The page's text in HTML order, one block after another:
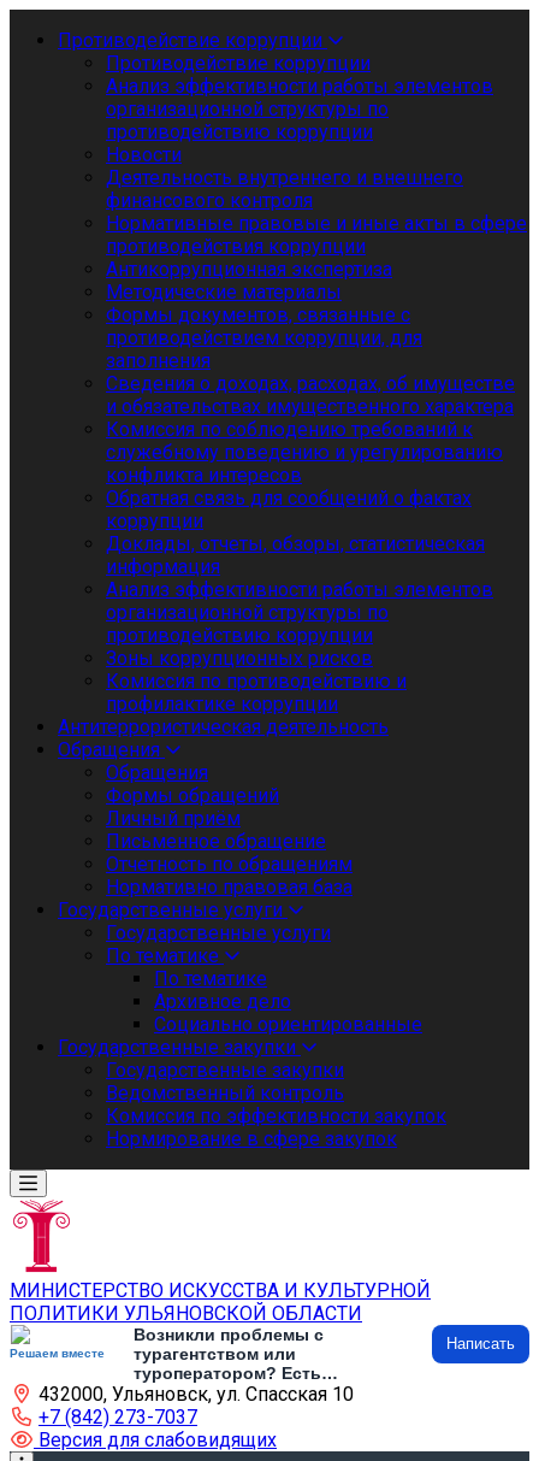
Противодействие коррупции
Противодействие коррупции
Анализ эффективности работы элементов
организационной структуры по
противодействию коррупции
Новости
Деятельность внутреннего и внешнего
финансового контроля
Нормативные правовые и иные акты в сфере
противодействия коррупции
Антикоррупционная экспертиза
Методические материалы
Формы документов, связанные с
противодействием коррупции, для
заполнения
Сведения о доходах, расходах, об имуществе
и обязательствах имущественного характера
Комиссия по соблюдению требований к
служебному поведению и урегулированию
конфликта интересов
Обратная связь для сообщений о фактах
коррупции
Доклады, отчеты, обзоры, статистическая
информация
Анализ эффективности работы элементов
организационной структуры по
противодействию коррупции
Зоны коррупционных рисков
Комиссия по противодействию и
профилактике коррупции
Антитеррористическая деятельность
Обращения
Обращения
Формы обращений
Личный приём
Письменное обращение
Отчетность по обращениям
Нормативно правовая база
Государственные услуги
Государственные услуги
По тематике
По тематике
Архивное дело
Социально ориентированные
Государственные закупки
Государственные закупки
Ведомственный контроль
Комиссия по эффективности закупок
Нормирование в сфере закупок
МИНИСТЕРСТВО ИСКУССТВА И КУЛЬТУРНОЙ
ПОЛИТИКИ УЛЬЯНОВСКОЙ ОБЛАСТИ
Решаем вместе
Возникли проблемы с
турагентством или
туроператором? Есть
предложения по развитию
туризма и туристической
инфраструктуры? Напишите об
этом
Написать
432000, Ульяновск, ул. Спасская 10
+7 (842) 273-7037
Версия для слабовидящих